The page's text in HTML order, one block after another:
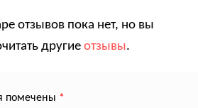
отзывов пока нет, но вы
другие отзывы.
помечены *